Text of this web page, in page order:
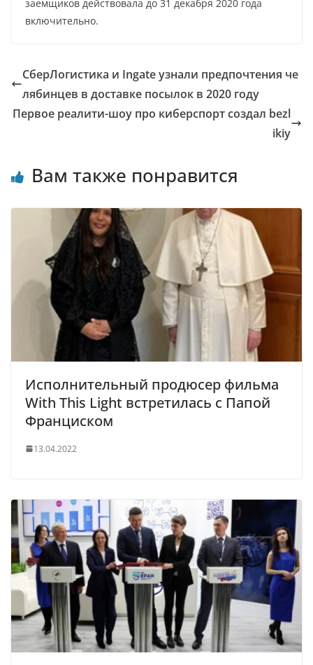
заемщиков действовала до 31 декабря 2020 года
включительно.
СберЛогистика и Ingate узнали предпочтения че
лябинцев в доставке посылок в 2020 году
Первое реалити-шоу про киберспорт создал bezl
ikiy
Вам также понравится
Исполнительный продюсер фильма
With This Light встретилась с Папой
Франциском
13.04.2022